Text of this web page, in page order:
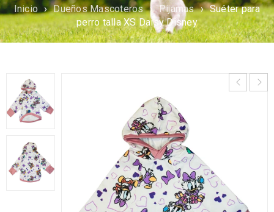
Inicio › Dueños Mascoteros › Pijamas › Suéter para
perro talla XS Daisy Disney